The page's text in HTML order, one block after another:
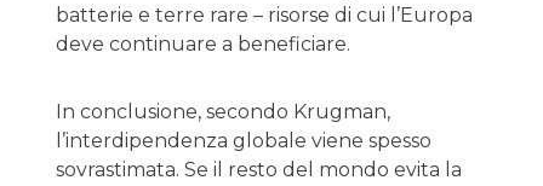
batterie e terre rare – risorse di cui l’Europa
deve continuare a beneficiare.
In conclusione, secondo Krugman,
l’interdipendenza globale viene spesso
sovrastimata. Se il resto del mondo evita la